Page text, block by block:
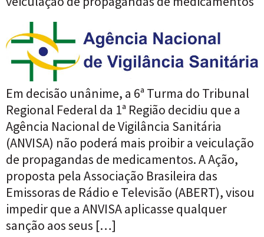
Em decisão unânime, a 6ª Turma do Tribunal
Regional Federal da 1ª Região decidiu que a
Agência Nacional de Vigilância Sanitária
(ANVISA) não poderá mais proibir a veiculação
de propagandas de medicamentos. A Ação,
proposta pela Associação Brasileira das
Emissoras de Rádio e Televisão (ABERT), visou
impedir que a ANVISA aplicasse qualquer
sanção aos seus […]